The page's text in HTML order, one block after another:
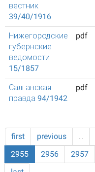
вестник
39/40/1916
Нижегородские
губернские
ведомости
15/1857
pdf
Салганская
правда 94/1942
pdf
first previous …
2955
2956 2957